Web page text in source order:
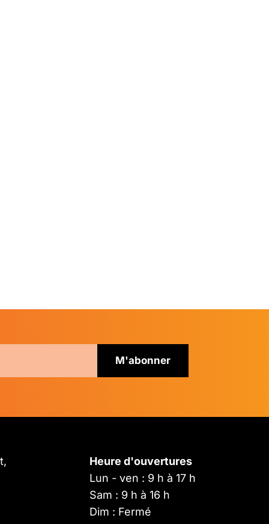
Heure d'ouvertures
Lun - ven : 9 h à 17 h
Sam : 9 h à 16 h
Dim : Fermé